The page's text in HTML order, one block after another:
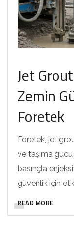
Jet
Zemin
Foretek
Foretek, jet
ve taşıma
basınçla
güvenlik için
READ MORE